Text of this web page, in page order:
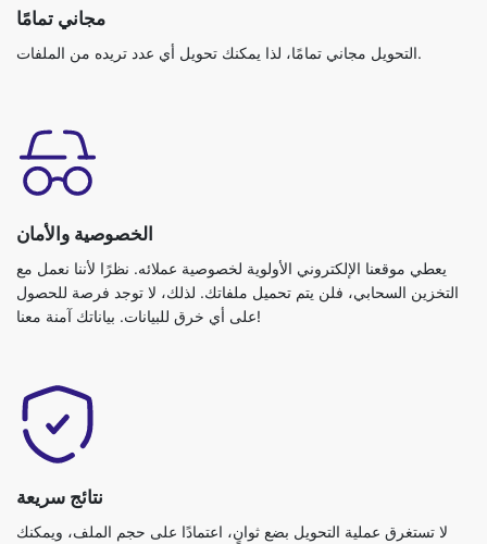
مجاني تمامًا
التحويل مجاني تمامًا، لذا يمكنك تحويل أي عدد تريده من الملفات.
الخصوصية والأمان
يعطي موقعنا الإلكتروني الأولوية لخصوصية عملائه. نظرًا لأننا نعمل مع
التخزين السحابي، فلن يتم تحميل ملفاتك. لذلك، لا توجد فرصة للحصول
على أي خرق للبيانات. بياناتك آمنة معنا!
نتائج سريعة
لا تستغرق عملية التحويل بضع ثوانٍ، اعتمادًا على حجم الملف، ويمكنك